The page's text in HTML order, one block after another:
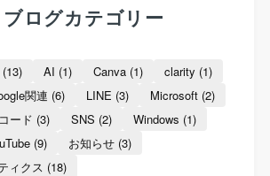
ログカテゴリー
(13) AI (1) Canva(1) clarity (1)
関連 (6) LINE (3) Microsoft(2)
ード (3) SNS (2) Windows (1)
(9) お知らせ(3)
ィクス (18)